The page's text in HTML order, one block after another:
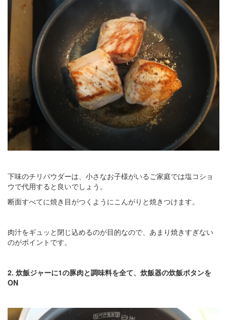
下味のチリパウダーは、小さなお子様がいるご家庭では塩コショ
ウで代用すると良いでしょう。
断面すべてに焼き目がつくようにこんがりと焼きつけます。
肉汁をギュッと閉じ込めるのが目的なので、あまり焼きすぎない
のがポイントです。
2. 炊飯ジャーに1の豚肉と調味料を全て、炊飯器の炊飯ボタンを
ON